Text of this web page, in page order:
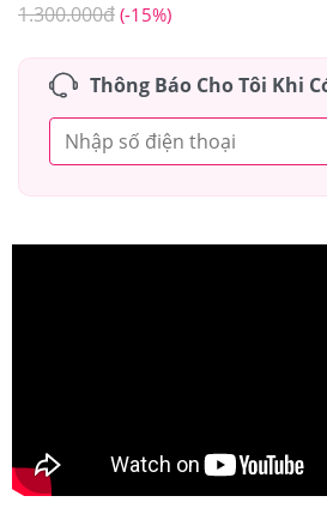
1.300.000đ (-15%)
Thông Báo Cho Tôi Khi